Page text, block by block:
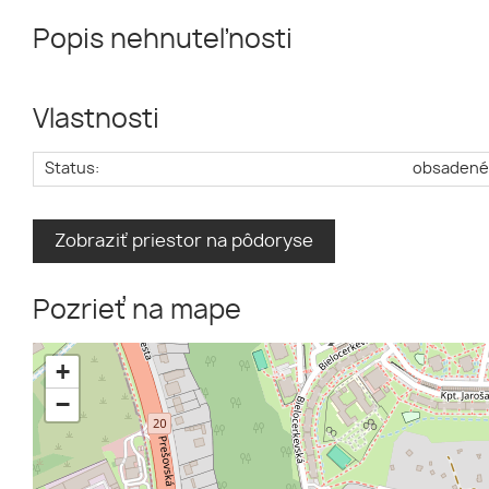
Popis nehnuteľnosti
Vlastnosti
Status: obsadené
Zobraziť priestor na pôdoryse
Pozrieť na mape
+
−